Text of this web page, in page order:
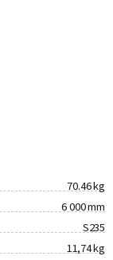
70.46 kg
6 000 mm
S235
11,74 kg